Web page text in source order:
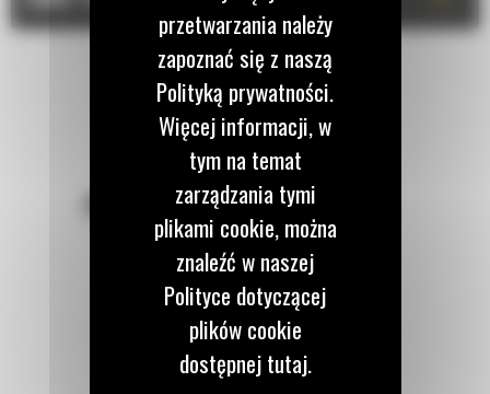
POZOSTAŃMY W KONTAKCIE
Zadzwoń do nas
122 100 122
przetwarzania należy
zapoznać się z naszą
Polityką prywatności.
Więcej informacji, w
tym na temat
zarządzania tymi
plikami cookie, można
znaleźć w naszej
Polityce dotyczącej
plików cookie
dostępnej tutaj.